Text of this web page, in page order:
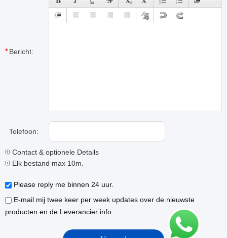
Bericht:
Telefoon:
Contact & optionele Details
Elk bestand max 10m.
Please reply me binnen 24 uur.
E-mail mij twee keer per week updates over de nieuwste
producten en de Leverancier info.